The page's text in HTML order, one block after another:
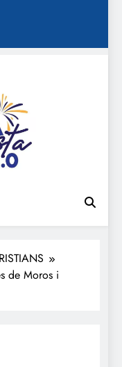
festa 2.0
de Moros i